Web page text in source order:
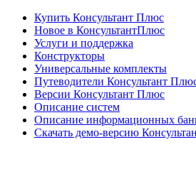
Купить Консультант Плюс
Новое в КонсультантПлюс
Услуги и поддержка
Конструкторы
Универсальные комплекты
Путеводители Консультант
Версии Консультант Плюс
Описание систем
Описание информационных
Скачать демо-версию